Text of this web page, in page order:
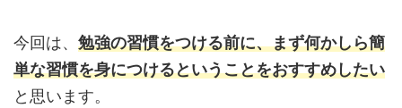
今回は、 勉強の習慣をつける前に、まず何かしら簡
単な習慣を身につけるということをおすすめしたい
と思います。